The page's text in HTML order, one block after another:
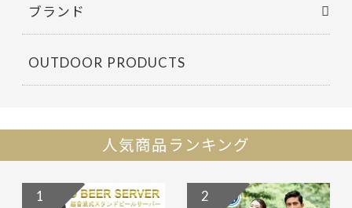
ブランド
OUTDOOR PRODUCTS
人気商品ランキング
1 2